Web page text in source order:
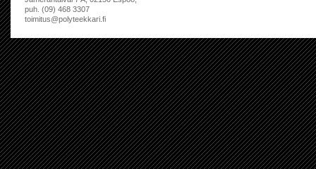
puh. (09) 468 3307
toimitus@polyteekkari.fi